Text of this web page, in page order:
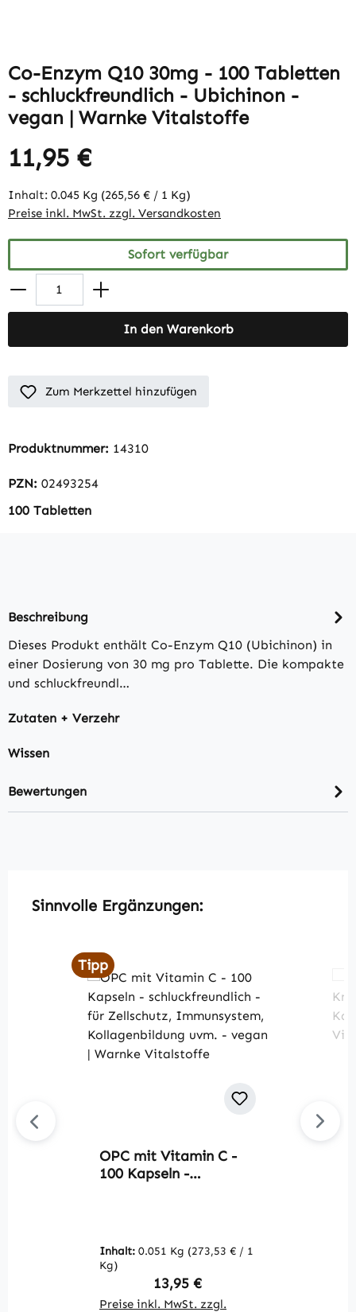
Co-Enzym Q10 30mg - 100 Tabletten
- schluckfreundlich - Ubichinon -
vegan | Warnke Vitalstoffe
11,95 €
Inhalt: 0.045 Kg (265,56 € / 1 Kg)
Preise inkl. MwSt. zzgl. Versandkosten
Sofort verfügbar
In den Warenkorb
Zum Merkzettel hinzufügen
Produktnummer: 14310
PZN: 02493254
100 Tabletten
Beschreibung
Dieses Produkt enthält Co-Enzym Q10 (Ubichinon) in
einer Dosierung von 30 mg pro Tablette. Die kompakte
und schluckfreundl…
Zutaten + Verzehr
Wissen
Bewertungen
Produktgalerie überspringen
Sinnvolle Ergänzungen:
Tipp
OPC mit Vitamin C -
100 Kapseln -
Kollagenbildung uvm. -
vegan | Warnke
Vitalstoffe
Inhalt: 0.051 Kg (273,53 € / 1
Kg)
Regulärer Preis:
13,95 €
Preise inkl. MwSt. zzgl.